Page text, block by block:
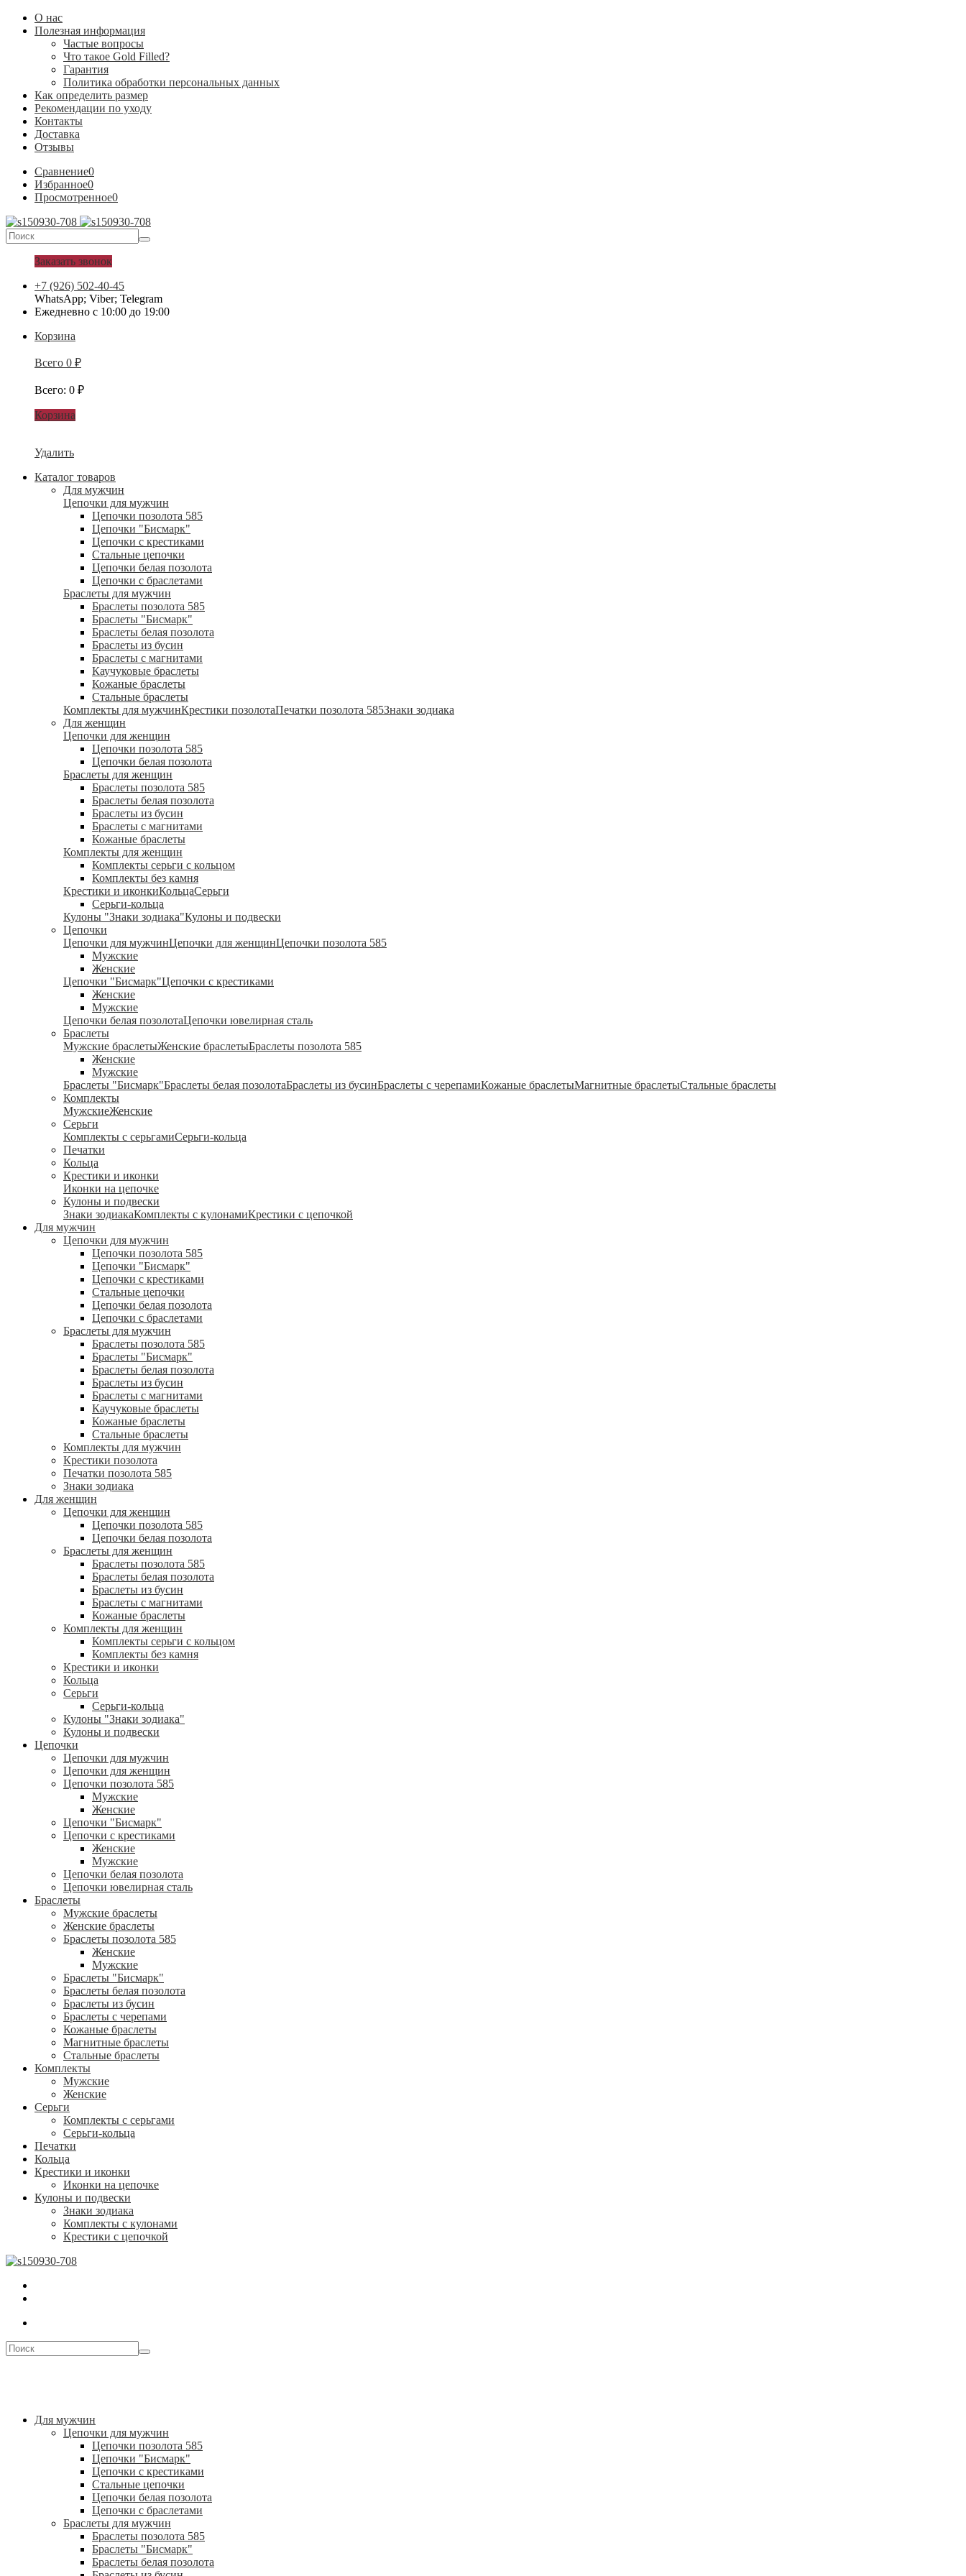
О нас
Полезная информация
Частые вопросы
Что такое Gold Filled?
Гарантия
Политика обработки персональных данных
Как определить размер
Рекомендации по уходу
Контакты
Доставка
Отзывы
Сравнение0
Избранное0
Просмотренное0
Заказать звонок
+7 (926) 502-40-45
WhatsApp; Viber; Telegram
Ежедневно с 10:00 до 19:00
Корзина
Всего 0 ₽
Всего: 0 ₽
Корзина
Удалить
Каталог товаров
Для мужчин
Цепочки для мужчин
Цепочки позолота 585
Цепочки "Бисмарк"
Цепочки с крестиками
Стальные цепочки
Цепочки белая позолота
Цепочки с браслетами
Браслеты для мужчин
Браслеты позолота 585
Браслеты "Бисмарк"
Браслеты белая позолота
Браслеты из бусин
Браслеты с магнитами
Каучуковые браслеты
Кожаные браслеты
Стальные браслеты
Комплекты для мужчинКрестики позолотаПечатки позолота 585Знаки зодиака
Для женщин
Цепочки для женщин
Цепочки позолота 585
Цепочки белая позолота
Браслеты для женщин
Браслеты позолота 585
Браслеты белая позолота
Браслеты из бусин
Браслеты с магнитами
Кожаные браслеты
Комплекты для женщин
Комплекты серьги с кольцом
Комплекты без камня
Крестики и иконкиКольцаСерьги
Серьги-кольца
Кулоны "Знаки зодиака"Кулоны и подвески
Цепочки
Цепочки для мужчинЦепочки для женщинЦепочки позолота 585
Мужские
Женские
Цепочки "Бисмарк"Цепочки с крестиками
Женские
Мужские
Цепочки белая позолотаЦепочки ювелирная сталь
Браслеты
Мужские браслетыЖенские браслетыБраслеты позолота 585
Женские
Мужские
Браслеты "Бисмарк"Браслеты белая позолотаБраслеты из бусинБраслеты с черепамиКожаные браслетыМагнитные браслетыСтальные браслеты
Комплекты
МужскиеЖенские
Серьги
Комплекты с серьгамиСерьги-кольца
Печатки
Кольца
Крестики и иконки
Иконки на цепочке
Кулоны и подвески
Знаки зодиакаКомплекты с кулонамиКрестики с цепочкой
Для мужчин
Цепочки для мужчин
Цепочки позолота 585
Цепочки "Бисмарк"
Цепочки с крестиками
Стальные цепочки
Цепочки белая позолота
Цепочки с браслетами
Браслеты для мужчин
Браслеты позолота 585
Браслеты "Бисмарк"
Браслеты белая позолота
Браслеты из бусин
Браслеты с магнитами
Каучуковые браслеты
Кожаные браслеты
Стальные браслеты
Комплекты для мужчин
Крестики позолота
Печатки позолота 585
Знаки зодиака
Для женщин
Цепочки для женщин
Цепочки позолота 585
Цепочки белая позолота
Браслеты для женщин
Браслеты позолота 585
Браслеты белая позолота
Браслеты из бусин
Браслеты с магнитами
Кожаные браслеты
Комплекты для женщин
Комплекты серьги с кольцом
Комплекты без камня
Крестики и иконки
Кольца
Серьги
Серьги-кольца
Кулоны "Знаки зодиака"
Кулоны и подвески
Цепочки
Цепочки для мужчин
Цепочки для женщин
Цепочки позолота 585
Мужские
Женские
Цепочки "Бисмарк"
Цепочки с крестиками
Женские
Мужские
Цепочки белая позолота
Цепочки ювелирная сталь
Браслеты
Мужские браслеты
Женские браслеты
Браслеты позолота 585
Женские
Мужские
Браслеты "Бисмарк"
Браслеты белая позолота
Браслеты из бусин
Браслеты с черепами
Кожаные браслеты
Магнитные браслеты
Стальные браслеты
Комплекты
Мужские
Женские
Серьги
Комплекты с серьгами
Серьги-кольца
Печатки
Кольца
Крестики и иконки
Иконки на цепочке
Кулоны и подвески
Знаки зодиака
Комплекты с кулонами
Крестики с цепочкой
Для мужчин
Цепочки для мужчин
Цепочки позолота 585
Цепочки "Бисмарк"
Цепочки с крестиками
Стальные цепочки
Цепочки белая позолота
Цепочки с браслетами
Браслеты для мужчин
Браслеты позолота 585
Браслеты "Бисмарк"
Браслеты белая позолота